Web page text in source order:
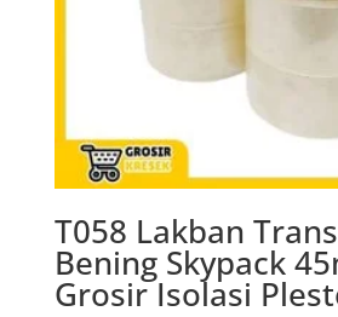
T058 Lakban
Bening Skypack
Grosir Isolasi